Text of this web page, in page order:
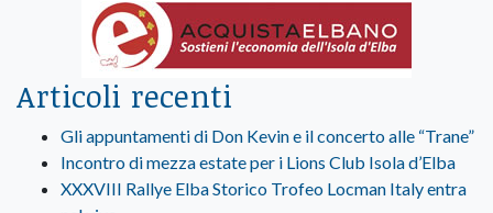
Articoli recenti
Gli appuntamenti di Don Kevin e il concerto alle “Trane”
Incontro di mezza estate per i Lions Club Isola d’Elba
XXXVIII Rallye Elba Storico Trofeo Locman Italy entra